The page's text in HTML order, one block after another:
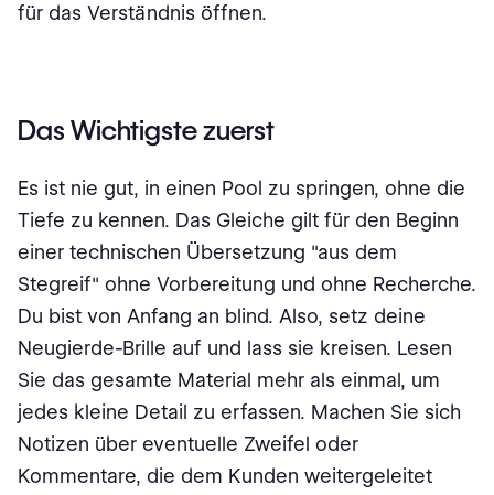
für das Verständnis öffnen.
Das Wichtigste zuerst
Es ist nie gut, in einen Pool zu springen, ohne die
Tiefe zu kennen. Das Gleiche gilt für den Beginn
einer technischen Übersetzung "aus dem
Stegreif" ohne Vorbereitung und ohne Recherche.
Du bist von Anfang an blind. Also, setz deine
Neugierde-Brille auf und lass sie kreisen. Lesen
Sie das gesamte Material mehr als einmal, um
jedes kleine Detail zu erfassen. Machen Sie sich
Notizen über eventuelle Zweifel oder
Kommentare, die dem Kunden weitergeleitet